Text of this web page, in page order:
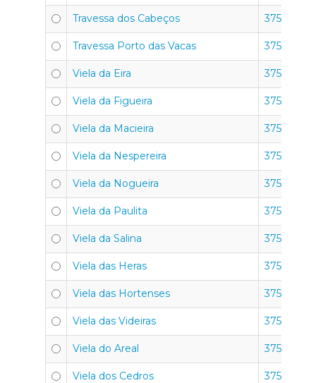
Travessa dos Cabeços 3750-351
Travessa Porto das Vacas 3750-351
Viela da Eira 3750-351
Viela da Figueira 3750-351
Viela da Macieira 3750-351
Viela da Nespereira 3750-351
Viela da Nogueira 3750-351
Viela da Paulita 3750-351
Viela da Salina 3750-351
Viela das Heras 3750-351
Viela das Hortenses 3750-351
Viela das Videiras 3750-351
Viela do Areal 3750-351
Viela dos Cedros 3750-351